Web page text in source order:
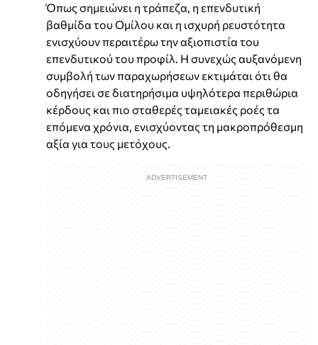
Όπως σημειώνει η τράπεζα, η επενδυτική
βαθμίδα του Ομίλου και η ισχυρή ρευστότητα
ενισχύουν περαιτέρω την αξιοπιστία του
επενδυτικού του προφίλ. Η συνεχώς αυξανόμενη
συμβολή των παραχωρήσεων εκτιμάται ότι θα
οδηγήσει σε διατηρήσιμα υψηλότερα περιθώρια
κέρδους και πιο σταθερές ταμειακές ροές τα
επόμενα χρόνια, ενισχύοντας τη μακροπρόθεσμη
αξία για τους μετόχους.